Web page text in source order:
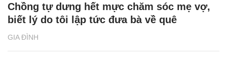
GIA ĐÌNH
Chồng tự dưng hết mực chăm sóc mẹ vợ,
biết lý do tôi lập tức đưa bà về quê